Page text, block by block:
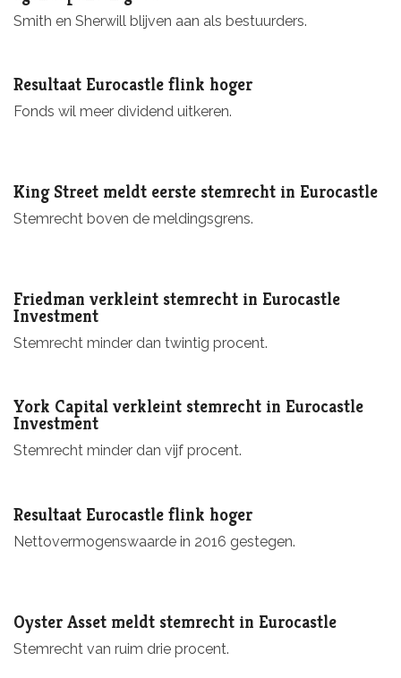
Smith en Sherwill blijven aan als bestuurders.
Resultaat Eurocastle flink hoger
Fonds wil meer dividend uitkeren.
King Street meldt eerste stemrecht in Eurocastle
Stemrecht boven de meldingsgrens.
Friedman verkleint stemrecht in Eurocastle
Investment
Stemrecht minder dan twintig procent.
York Capital verkleint stemrecht in Eurocastle
Investment
Stemrecht minder dan vijf procent.
Resultaat Eurocastle flink hoger
Nettovermogenswaarde in 2016 gestegen.
Oyster Asset meldt stemrecht in Eurocastle
Stemrecht van ruim drie procent.